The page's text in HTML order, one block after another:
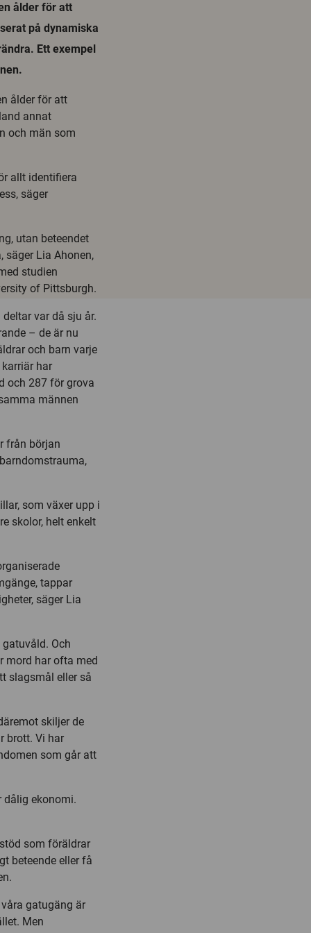
ålder för att
på dynamiska
Ett exempel
ålder för att
annat
och män som
allt identifiera
säger
utan beteendet
Lia Ahonen,
studien
of Pittsburgh.
var då sju år.
– de är nu
och barn varje
har
och 287 för grova
männen
från början
som växer upp i
skolor, helt enkelt
tappar
säger Lia
Och
mord har ofta med
slagsmål eller så
skiljer de
brott. Vi har
som går att
dålig ekonomi.
som föräldrar
beteende eller få
gatugäng är
Men